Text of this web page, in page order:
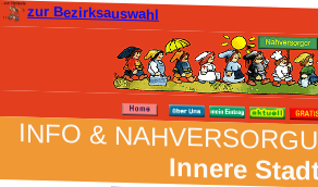
zur Bezirksauswahl
INFO &
Innere